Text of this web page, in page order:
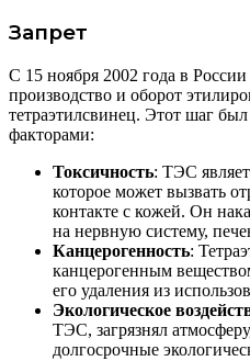
Запрет
С 15 ноября 2002 года в
производство и оборот
тетраэтилсвинец. Этот шаг
факторами:
Токсичность: ТЭС
которое может вызвать
контакте с кожей. Он
на нервную систему,
Канцерогенность:
канцерогенным
его удаления из
Экологическое
ТЭС, загрязнял
долгосрочные